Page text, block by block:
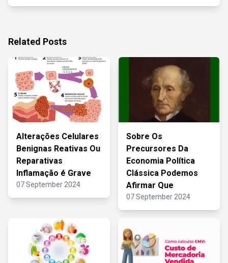
Related Posts
Alterações Celulares
Benignas Reativas Ou
Reparativas
Inflamação é Grave
07 September 2024
Sobre Os
Precursores Da
Economia Política
Clássica Podemos
Afirmar Que
07 September 2024